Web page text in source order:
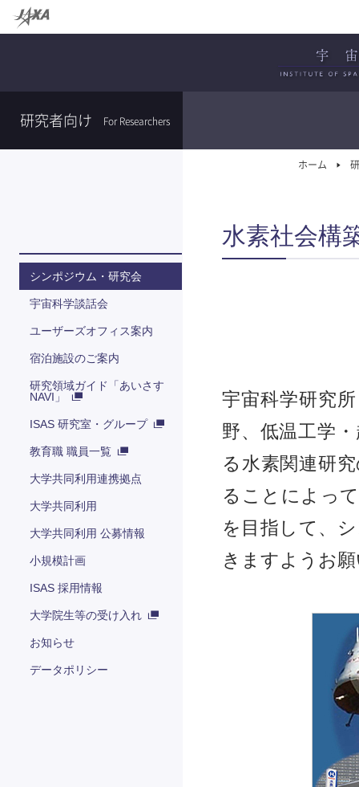
研究者向け For Researchers
水素社会構
宇宙科学研究
野、低温工学
る水素関連研
ることによっ
を目指して、
きますようお
シンポジウム・研究会
宇宙科学談話会
ユーザーズオフィス案内
宿泊施設のご案内
研究領域ガイド「あいさす
NAVI」
ISAS 研究室・グループ
教育職 職員一覧
大学共同利用連携拠点
大学共同利用
大学共同利用 公募情報
小規模計画
ISAS 採用情報
大学院生等の受け入れ
お知らせ
データポリシー
ホーム